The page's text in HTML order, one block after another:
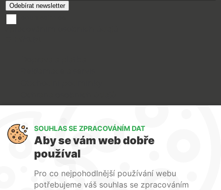
O nás
Služby
Kontakty
SOUHLAS SE ZPRACOVÁNÍM DAT
Aby se vám web dobře
používal
Pro co nejpohodlnější používání webu
potřebujeme váš souhlas se zpracováním